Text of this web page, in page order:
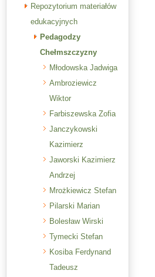
Repozytorium materiałów
edukacyjnych
Pedagodzy
Chełmszczyzny
Młodowska Jadwiga
Ambroziewicz
Wiktor
Farbiszewska Zofia
Janczykowski
Kazimierz
Jaworski Kazimierz
Andrzej
Mrożkiewicz Stefan
Pilarski Marian
Bolesław Wirski
Tymecki Stefan
Kosiba Ferdynand
Tadeusz